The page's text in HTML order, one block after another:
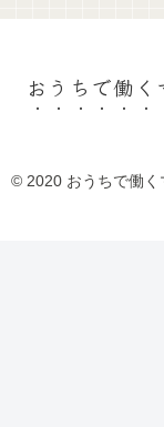
おうちで働
© 2020 おうちで働